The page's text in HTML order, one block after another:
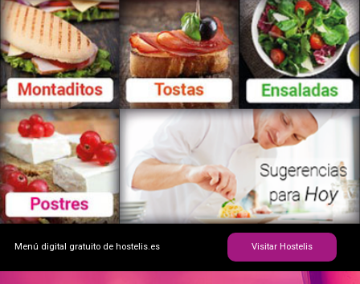
Visitar Hostelis
Menú digital gratuito de hostelis.es